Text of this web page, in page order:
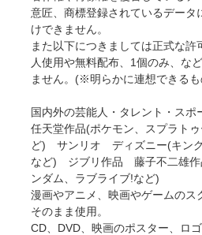
意匠、商標登録されているデータ
けできません。
また以下につきましては正式な許
人使用や無料配布、1個のみ、な
ません。(※明らかに連想できる
国内外の芸能人・タレント・スポ
任天堂作品(ポケモン、スプラト
ど) サンリオ ディズニー(キン
など) ジブリ作品 藤子不二雄
ンダム、ラブライブ!など)
漫画やアニメ、映画やゲームのス
そのまま使用。
CD、DVD、映画のポスター、ロ